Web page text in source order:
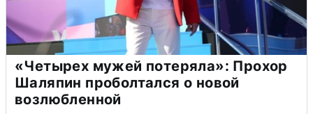
«Четырех мужей потеряла»: Прохор
Шаляпин проболтался о новой
возлюбленной